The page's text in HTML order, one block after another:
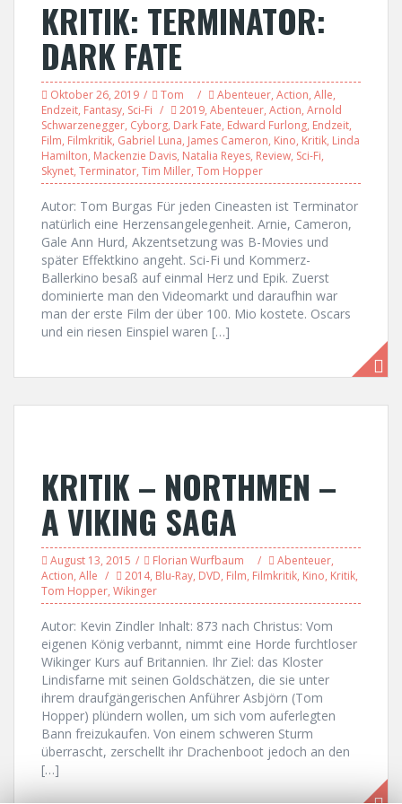
KRITIK: TERMINATOR:
DARK FATE
Oktober 26, 2019 Tom Abenteuer, Action, Alle,
Endzeit, Fantasy, Sci-Fi 2019, Abenteuer, Action, Arnold
Schwarzenegger, Cyborg, Dark Fate, Edward Furlong, Endzeit,
Film, Filmkritik, Gabriel Luna, James Cameron, Kino, Kritik, Linda
Hamilton, Mackenzie Davis, Natalia Reyes, Review, Sci-Fi,
Skynet, Terminator, Tim Miller, Tom Hopper
Autor: Tom Burgas Für jeden Cineasten ist Terminator
natürlich eine Herzensangelegenheit. Arnie, Cameron,
Gale Ann Hurd, Akzentsetzung was B-Movies und
später Effektkino angeht. Sci-Fi und Kommerz-
Ballerkino besaß auf einmal Herz und Epik. Zuerst
dominierte man den Videomarkt und daraufhin war
man der erste Film der über 100. Mio kostete. Oscars
und ein riesen Einspiel waren […]
KRITIK – NORTHMEN –
A VIKING SAGA
August 13, 2015 Florian Wurfbaum Abenteuer,
Action, Alle 2014, Blu-Ray, DVD, Film, Filmkritik, Kino, Kritik,
Tom Hopper, Wikinger
Autor: Kevin Zindler Inhalt: 873 nach Christus: Vom
eigenen König verbannt, nimmt eine Horde furchtloser
Wikinger Kurs auf Britannien. Ihr Ziel: das Kloster
Lindisfarne mit seinen Goldschätzen, die sie unter
ihrem draufgängerischen Anführer Asbjörn (Tom
Hopper) plündern wollen, um sich vom auferlegten
Bann freizukaufen. Von einem schweren Sturm
überrascht, zerschellt ihr Drachenboot jedoch an den
[…]